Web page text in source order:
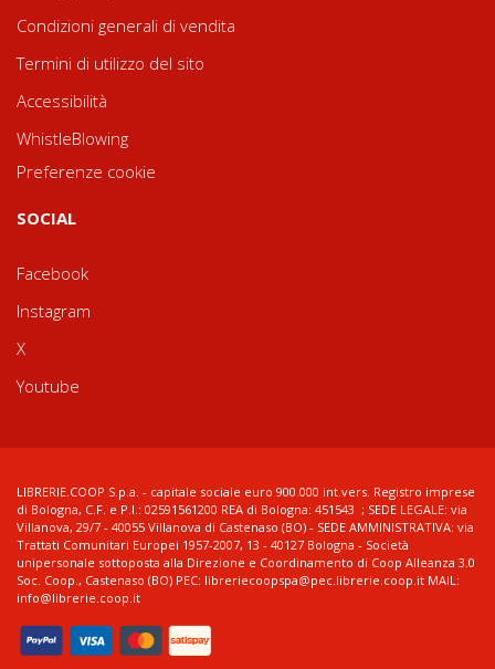
Condizioni generali di vendita
Termini di utilizzo del sito
Accessibilità
WhistleBlowing
Preferenze cookie
SOCIAL
Facebook
Instagram
X
Youtube
LIBRERIE.COOP S.p.a. - capitale sociale euro 900.000 int.vers. Registro imprese
di Bologna, C.F. e P.I.: 02591561200 REA di Bologna: 451543 ; SEDE LEGALE: via
Villanova, 29/7 - 40055 Villanova di Castenaso (BO) - SEDE AMMINISTRATIVA: via
Trattati Comunitari Europei 1957-2007, 13 - 40127 Bologna - Società
unipersonale sottoposta alla Direzione e Coordinamento di Coop Alleanza 3.0
Soc. Coop., Castenaso (BO) PEC: libreriecoopspa@pec.librerie.coop.it MAIL:
info@librerie.coop.it